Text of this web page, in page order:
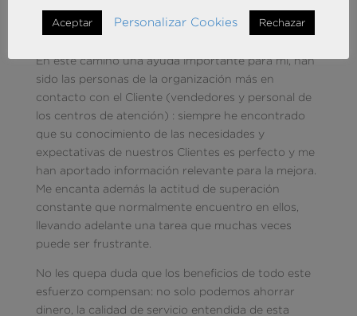
decíamos antes, precisa de nosotros mucha
claridad en la misión y mucho foco.
En este camino una ayuda importante para mí, han
sido las personas de la organización más en
contacto con el Cliente (vendedores y personal de
los centros de atención) : siempre he encontrado
que su conocimiento de las necesidades y
expectativas de nuestros Clientes es perfecto y me
han aportado información relevante para la mejora.
Me encanta además la actitud de superación
constante que normalmente encuentro en ellos,
llevando adelante una tarea que muchas veces
puede ser frustrante.
No les quepa duda que los beneficios de todo este
esfuerzo compensan: no solo podemos ahorrar
dinero, la calidad de servicio entendida de esta
Aceptar Personalizar Cookies Rechazar